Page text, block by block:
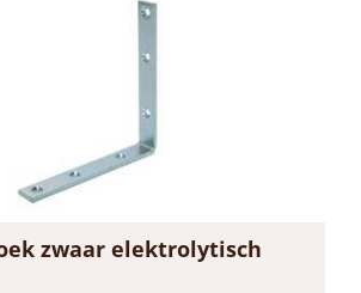
zwaar elektrolytisch